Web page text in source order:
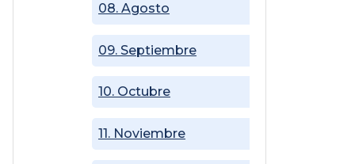
08. Agosto
09. Septiembre
10. Octubre
11. Noviembre